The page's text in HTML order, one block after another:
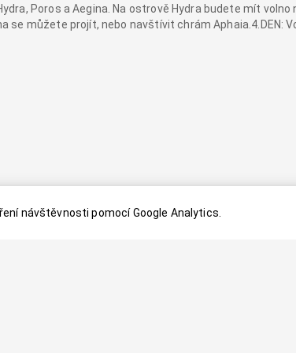
Poros a Aegina. Na ostrově Hydra budete mít volno
se můžete projít, nebo navštívit chrám Aphaia.4.DEN:
návštěvnosti pomocí Google Analytics.